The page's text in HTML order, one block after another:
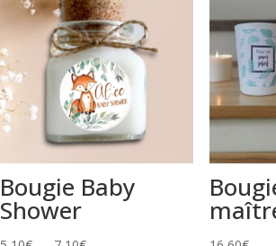
Bougie Baby
Shower